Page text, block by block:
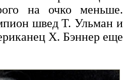
на очко меньше.
швед Т. Ульман и
X. Бэннер еще